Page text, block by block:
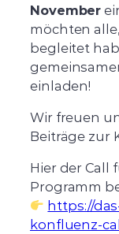
November
möchten
begleitet
einladen!
Wir freuen
Beiträge zur
Hier der Call
Programm
https://
konfluenz-call